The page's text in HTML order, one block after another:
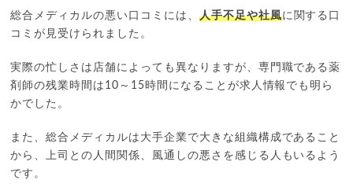
総合メディカルの悪い口コミには、 人手不足や社風に関する口
コミが見受けられました。
実際の忙しさは店舗によっても異なりますが、専門職である薬
剤師の残業時間は10～15時間になることが求人情報でも明ら
かでした。
また、総合メディカルは大手企業で大きな組織構成であること
から、上司との人間関係、風通しの悪さを感じる人もいるよう
です。